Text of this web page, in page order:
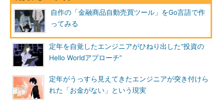
自作の「金融商品自動売買ツール」をGo言語で作
ってみる
定年を自覚したエンジニアがひねり出した“投資の
Hello Worldアプローチ”
定年がうっすら見えてきたエンジニアが突き付けら
れた「お金がない」という現実